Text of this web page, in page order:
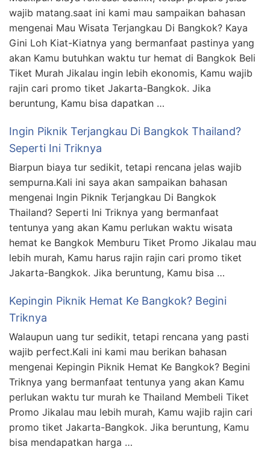
wajib matang.saat ini kami mau sampaikan bahasan
mengenai Mau Wisata Terjangkau Di Bangkok? Kaya
Gini Loh Kiat-Kiatnya yang bermanfaat pastinya yang
akan Kamu butuhkan waktu tur hemat di Bangkok Beli
Tiket Murah Jikalau ingin lebih ekonomis, Kamu wajib
rajin cari promo tiket Jakarta-Bangkok. Jika
beruntung, Kamu bisa dapatkan …
Ingin Piknik Terjangkau Di Bangkok Thailand?
Seperti Ini Triknya
Biarpun biaya tur sedikit, tetapi rencana jelas wajib
sempurna.Kali ini saya akan sampaikan bahasan
mengenai Ingin Piknik Terjangkau Di Bangkok
Thailand? Seperti Ini Triknya yang bermanfaat
tentunya yang akan Kamu perlukan waktu wisata
hemat ke Bangkok Memburu Tiket Promo Jikalau mau
lebih murah, Kamu harus rajin rajin cari promo tiket
Jakarta-Bangkok. Jika beruntung, Kamu bisa …
Kepingin Piknik Hemat Ke Bangkok? Begini
Triknya
Walaupun uang tur sedikit, tetapi rencana yang pasti
wajib perfect.Kali ini kami mau berikan bahasan
mengenai Kepingin Piknik Hemat Ke Bangkok? Begini
Triknya yang bermanfaat tentunya yang akan Kamu
perlukan waktu tur murah ke Thailand Membeli Tiket
Promo Jikalau mau lebih murah, Kamu wajib rajin cari
promo tiket Jakarta-Bangkok. Jika beruntung, Kamu
bisa mendapatkan harga …